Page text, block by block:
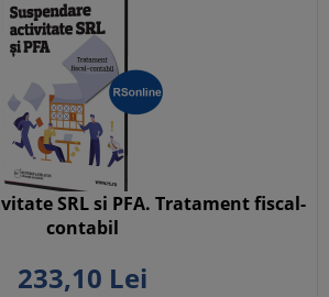
SRL si PFA. Tratament fiscal-
contabil
233,10 Lei